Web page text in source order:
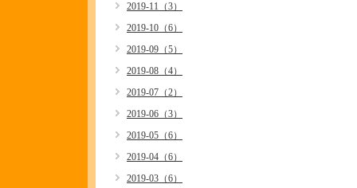
2019-11（3）
2019-10（6）
2019-09（5）
2019-08（4）
2019-07（2）
2019-06（3）
2019-05（6）
2019-04（6）
2019-03（6）